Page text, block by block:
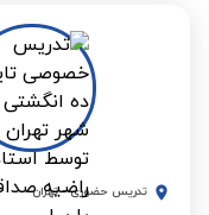
تدریس حضوری - تهران